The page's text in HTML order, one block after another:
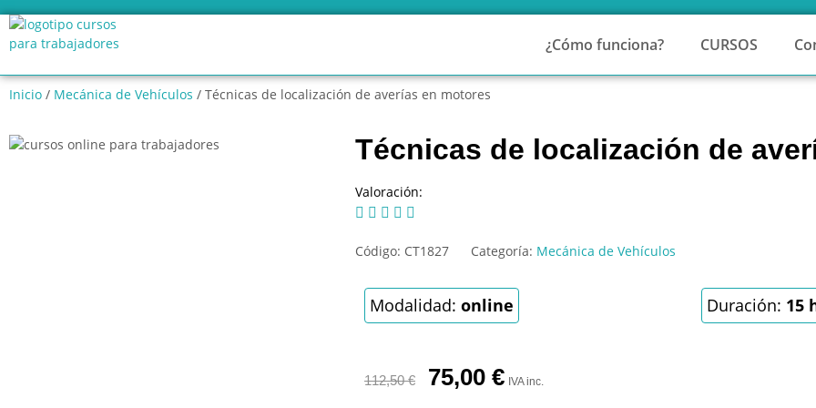
¿Cómo funciona? CURSOS
Inicio / Mecánica de Vehículos / Técnicas de localización de averías en motores
Técnicas de localización de
Valoración:
    
Código: CT1827 Categoría: Mecánica de Vehículos
Modalidad: online Duración: 15
112,50€ 75,00 € IVA inc.